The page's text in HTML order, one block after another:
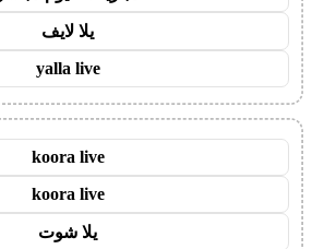
يلا لايف
yalla live
koora live
koora live
يلا شوت